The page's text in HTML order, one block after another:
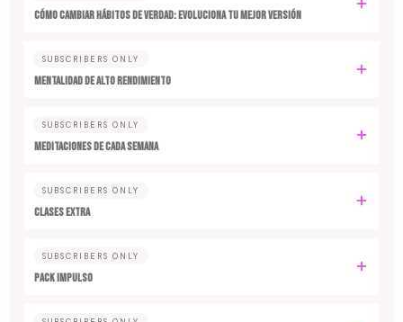
Cómo cambiar hábitos de verdad: evoluciona tu mejor versión
SUBSCRIBERS ONLY
MENTALIDAD DE ALTO RENDIMIENTO
SUBSCRIBERS ONLY
MEDITACIONES DE CADA SEMANA
SUBSCRIBERS ONLY
CLASES EXTRA
SUBSCRIBERS ONLY
PACK IMPULSO